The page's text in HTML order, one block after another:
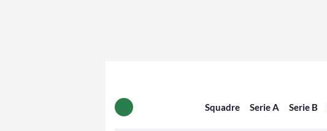
Squadre Serie A Serie B